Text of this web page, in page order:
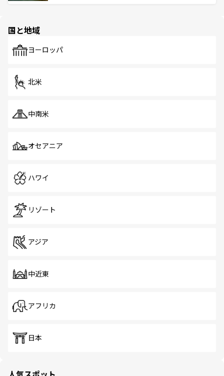
で、ホーカーズは地元の風情を楽しめる外せないスポット
国と地域
ヨーロッパ
北米
中南米
オセアニア
ハワイ
リゾート
アジア
中近東
アフリカ
日本